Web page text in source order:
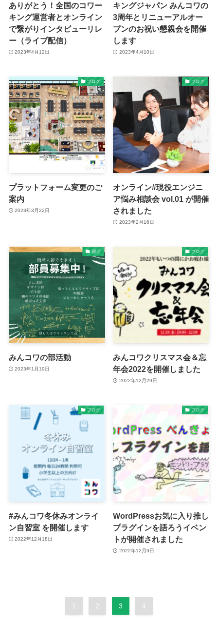
ありがとう！全国のコワー
キング運営者とオンライン
で繋がりインタビューリレ
ー（ライブ配信）
2023年4月12日
キングジャパン みんコワの
3周年とリニューアルオー
プンのお祝い懇親会を開催
します
2023年4月10日
ブログ
プラットフォーム変更のご
案内
2023年3月22日
ブログ
オンライン#現役エンジニ
ア悩み相談会 vol.01 が開催
されました
2023年2月16日
部活
みんコワの部活動
2023年1月19日
ブログ
みんコワクリスマス会＆忘
年会2022を開催しました
2022年12月29日
ブログ
#みんコワ冬休みオンライ
ン自習室 を開催します
2022年12月18日
ブログ
WordPressお気に入り推し
プラグインを語ろうイベン
トが開催されました
2022年12月9日
1 2 3 4